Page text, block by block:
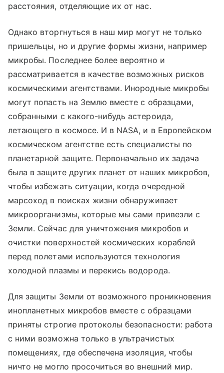
расстояния, отделяющие их от нас.
Однако вторгнуться в наш мир могут не только
пришельцы, но и другие формы жизни, например
микробы. Последнее более вероятно и
рассматривается в качестве возможных рисков
космическими агентствами. Инородные микробы
могут попасть на Землю вместе с образцами,
собранными с какого-нибудь астероида,
летающего в космосе. И в NASA, и в Европейском
космическом агентстве есть специалисты по
планетарной защите. Первоначально их задача
была в защите других планет от наших микробов,
чтобы избежать ситуации, когда очередной
марсоход в поисках жизни обнаруживает
микроорганизмы, которые мы сами привезли с
Земли. Сейчас для уничтожения микробов и
очистки поверхностей космических кораблей
перед полетами используются технология
холодной плазмы и перекись водорода.
Для защиты Земли от возможного проникновения
инопланетных микробов вместе с образцами
приняты строгие протоколы безопасности: работа
с ними возможна только в ультрачистых
помещениях, где обеспечена изоляция, чтобы
ничто не могло просочиться во внешний мир.